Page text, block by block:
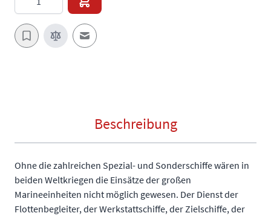
E-Mail an einen Freund
Beschreibung
Ohne die zahlreichen Spezial- und Sonderschiffe wären in
beiden Weltkriegen die Einsätze der großen
Marineeinheiten nicht möglich gewesen. Der Dienst der
Flottenbegleiter, der Werkstattschiffe, der Zielschiffe, der